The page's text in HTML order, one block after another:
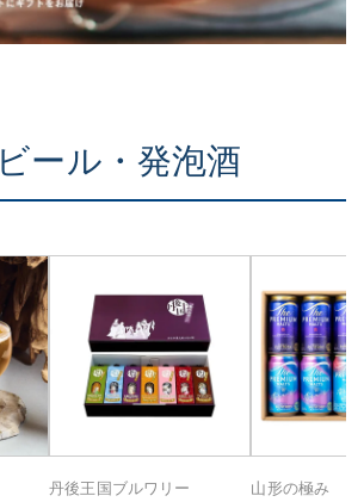
ビール・発泡酒
丹後王国ブルワリー
山形の極み